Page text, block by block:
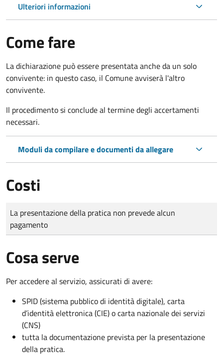
Ulteriori informazioni
Come fare
La dichiarazione può essere presentata anche da un solo
convivente: in questo caso, il Comune avviserà l'altro
convivente.
Il procedimento si conclude al termine degli accertamenti
necessari.
Moduli da compilare e documenti da allegare
Costi
Tipo di pagamento
Importo
La presentazione della pratica non prevede alcun
pagamento
Cosa serve
Per accedere al servizio, assicurati di avere:
SPID (sistema pubblico di identità digitale), carta
d’identità elettronica (CIE) o carta nazionale dei servizi
(CNS)
tutta la documentazione prevista per la presentazione
della pratica.